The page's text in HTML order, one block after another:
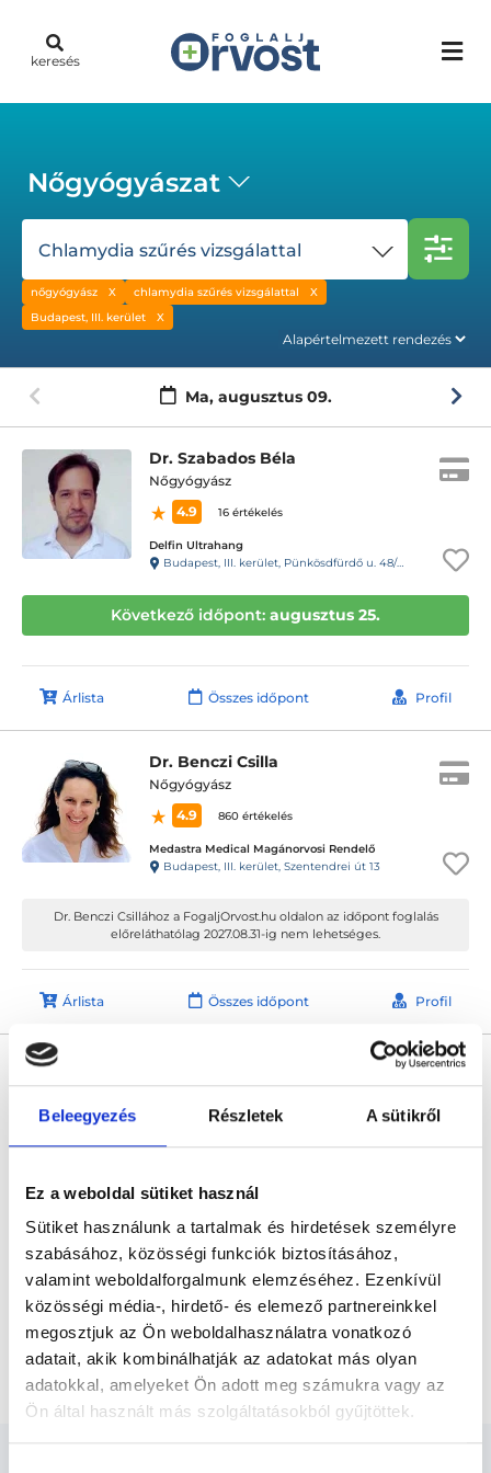
Beleegyezés Részletek A sütikről
Ez a weboldal sütiket használ
Sütiket használunk a tartalmak és hirdetések személyre
szabásához, közösségi funkciók biztosításához,
valamint weboldalforgalmunk elemzéséhez. Ezenkívül
közösségi média-, hirdető- és elemező partnereinkkel
megosztjuk az Ön weboldalhasználatra vonatkozó
adatait, akik kombinálhatják az adatokat más olyan
adatokkal, amelyeket Ön adott meg számukra vagy az
Ön által használt más szolgáltatásokból gyűjtöttek.
keresés
Nőgyógyászat
Chlamydia szűrés vizsgálattal
nőgyógyász
chlamydia szűrés vizsgálattal
Budapest, III. kerület
Ma, augusztus 09.
Dr. Szabados Béla
Nőgyógyász
4.9
16 értékelés
Delfin Ultrahang
Budapest, III. kerület, Pünkösdfürdő u. 48/B
Következő időpont: augusztus 25.
Árlista Összes időpont Profil
Dr. Benczi Csilla
Nőgyógyász
4.9
860 értékelés
Medastra Medical Magánorvosi Rendelő
Budapest, III. kerület, Szentendrei út 13
Dr. Benczi Csillához a FogaljOrvost.hu oldalon az időpont foglalás
előreláthatólag 2027.08.31-ig nem lehetséges.
Árlista Összes időpont Profil
* Szakorvos jelölt (rezidens): általános orvosi oklevéllel rendelkező
orvos, aki jogszabályok szerinti szakorvosi szakképesítés
megszerzésére irányuló képzésben vesz részt. Ezen orvosok által
önállóan nem végezhető szakmai tevékenységért teljes
felelősséggel tartozik és azt közvetlenül felügyeli az egészségügyi
szolgáltató szakorvosa az első részvizsgáig, utána pedig a
és szakorvosjelölt esetén.
Főoldal Nőgyógyász
Nőgyógyász Budapest, III. kerület
Chlamydia szűrés vizsgálattal